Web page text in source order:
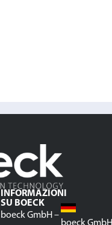
INFORMAZIONI
SU BOECK
boeck GmbH –
boeck GmbH